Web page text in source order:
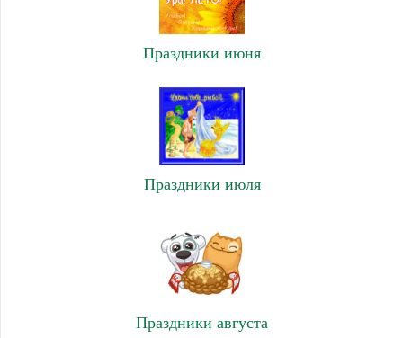
Праздники июня
Праздники июля
Праздники августа